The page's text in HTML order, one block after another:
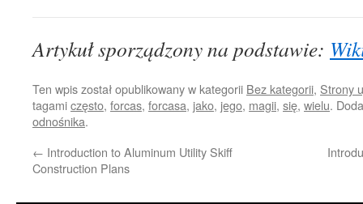
Artykuł sporządzony na podstawie:
Ten wpis został opublikowany w kategorii Bez kategorii, Strony
tagamiczęsto, forcas, forcasa, jako, jego, magii, się, wielu.
odnośnika.
← Introduction to Aluminum Utility Skiff
Construction Plans